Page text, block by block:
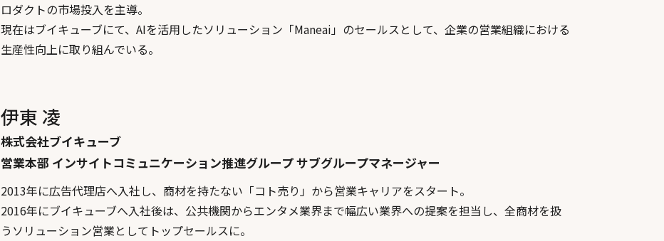
ロダクトの市場投入を主導。
現在はブイキューブにて、AIを活用したソリューション「Maneai」のセールスとして、企業の営業組織における
生産性向上に取り組んでいる。
伊東 凌
株式会社ブイキューブ
営業本部 インサイトコミュニケーション推進グループ サブグループマネージャー
2013年に広告代理店へ入社し、商材を持たない「コト売り」から営業キャリアをスタート。
2016年にブイキューブへ入社後は、公共機関からエンタメ業界まで幅広い業界への提案を担当し、全商材を扱
うソリューション営業としてトップセールスに。